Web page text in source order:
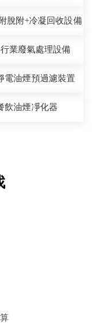
脫附+冷凝回收設備
業廢氣處理設備
電油煙預過濾裝置
飲油煙凈化器